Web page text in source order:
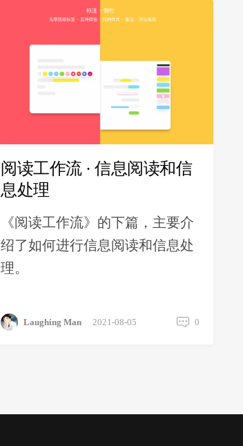
阅读工作流 · 信息阅读和信
息处理
《阅读工作流》的下篇，主要介
绍了如何进行信息阅读和信息处
理。
Laughing Man 2021-08-05 0